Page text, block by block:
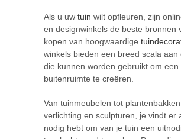
Als u uw tuin wilt opfleuren, zijn
en designwinkels de beste bronnen
kopen van hoogwaardige
winkels bieden een breed scala aan
die kunnen worden gebruikt om een
buitenruimte te creëren.
Van tuinmeubelen tot plantenbakken,
verlichting en sculpturen, je vindt er
nodig hebt om van je tuin een